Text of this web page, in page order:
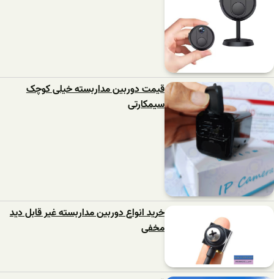
قیمت دوربین مداربسته خیلی کوچک
سیمکارتی
خرید انواع دوربین مداربسته غیر قابل دید
مخفی